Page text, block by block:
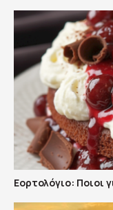
Εορτολόγιο: Ποιοι